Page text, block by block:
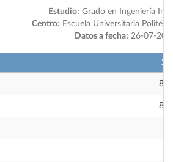
Estudio: Grado en Ingeniería
Centro: Escuela Universitaria
Datos a fecha: 26-07-